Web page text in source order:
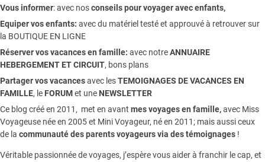
Vous informer:avec nosconseils pour voyager avec enfants,
Equiper vos enfants: avec du matériel testé et approuvé à retrouver sur
la BOUTIQUE EN LIGNE
Réserver vos vacances en famille: avec notreANNUAIRE
HEBERGEMENT ET CIRCUIT, bons plans
Partager vos vacancesavec lesTEMOIGNAGES DE VACANCES EN
FAMILLE, le FORUMet une NEWSLETTER
Ce blog créé en 2011, met en avant mes voyages en famille,avec Miss
Voyageuse née en 2005 et Mini Voyageur, né en 2011; mais aussi ceux
de la communauté des parents voyageurs via des témoignages !
Véritable passionnée de voyages, j’espère vous aider à franchir le cap, et